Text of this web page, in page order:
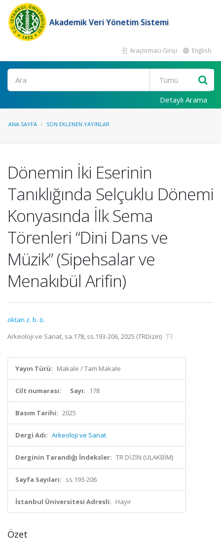
Akademik Veri Yönetim Sistemi
Araştırmacı Girişi English
Ara
Detaylı Arama
ANA SAYFA SON EKLENEN YAYINLAR
Dönemin İki Eserinin
Tanıklığında Selçuklu Dönemi
Konyasında İlk Sema
Törenleri “Dini Dans ve
Müzik” (Sipehsalar ve
Menakıbül Arifin)
oktan z. b. ö.
Arkeoloji ve Sanat, sa.178, ss.193-206, 2025 (TRDizin)
Yayın Türü: Makale / Tam Makale
Cilt numarası: Sayı: 178
Basım Tarihi: 2025
Dergi Adı: Arkeoloji ve Sanat
Derginin Tarandığı İndeksler: TR DİZİN (ULAKBİM)
Sayfa Sayıları: ss.193-206
İstanbul Üniversitesi Adresli: Hayır
Özet